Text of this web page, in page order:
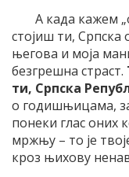
А када кажем
стојиш ти, Српска
његова и моја
безгрешна страст.
ти, Српска
о годишњицама,
понеки глас оних
мржњу – то је
кроз њихову